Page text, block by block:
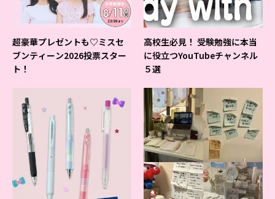
超豪華プレゼントも♡ミスセ
ブンティーン2026投票スター
ト！
高校生必見！ 受験勉強に本当
に役立つYouTubeチャンネル
５選